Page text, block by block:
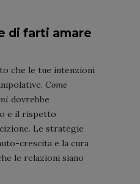
di farti amare
che le tue intenzioni
Come
dovrebbe
e il rispetto
Le strategie
crescita e la cura
le relazioni siano